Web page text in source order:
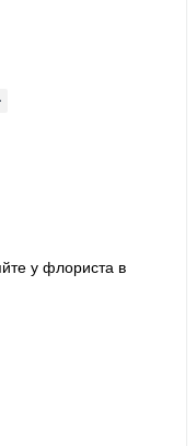
у флориста в